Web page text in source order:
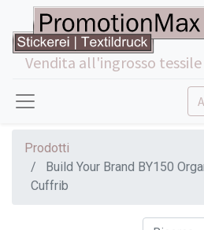
Vendita all'ingrosso tessile
Prodotti
Build Your Brand BY150
Cuffrib